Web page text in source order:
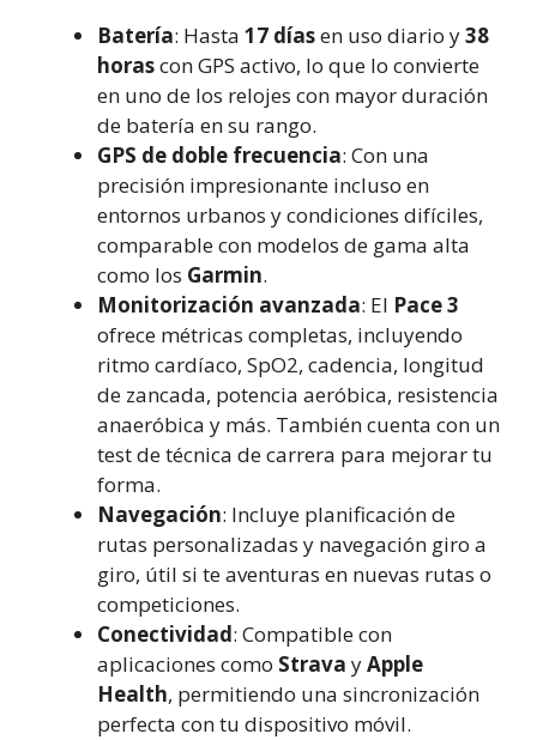
Batería: Hasta 17 díasen uso diario y38
horascon GPS activo, lo que lo convierte
en uno de los relojes con mayor duración
de batería en su rango.
GPS de doble frecuencia: Con una
precisión impresionante incluso en
entornos urbanos y condiciones difíciles,
comparable con modelos de gama alta
como los Garmin.
Monitorización avanzada: El Pace 3
ofrece métricas completas, incluyendo
ritmo cardíaco, SpO2, cadencia, longitud
de zancada, potencia aeróbica, resistencia
anaeróbica y más. También cuenta con un
test de técnica de carrera para mejorar tu
forma.
Navegación: Incluye planificación de
rutas personalizadas y navegación giro a
giro, útil si te aventuras en nuevas rutas o
competiciones.
Conectividad: Compatible con
aplicaciones como Strava yApple
Health, permitiendo una sincronización
perfecta con tu dispositivo móvil.